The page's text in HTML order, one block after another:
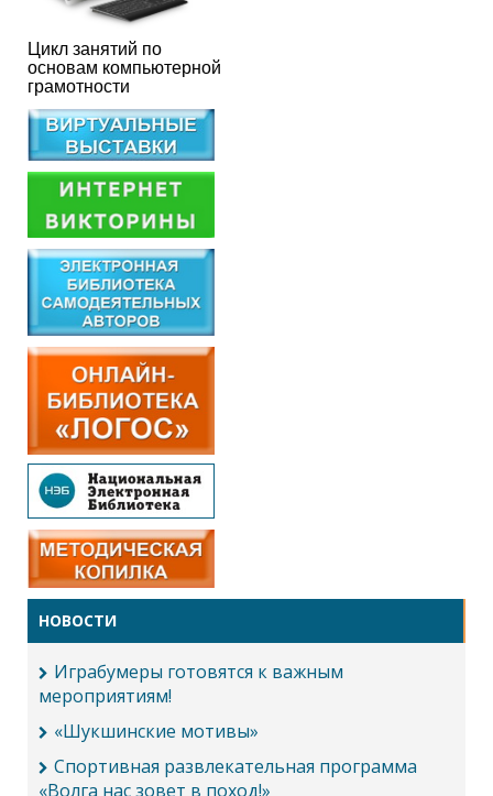
Цикл занятий по
основам компьютерной
грамотности
НОВОСТИ
Играбумеры готовятся к важным
мероприятиям!
«Шукшинские мотивы»
Спортивная развлекательная программа
«Волга нас зовет в поход!»